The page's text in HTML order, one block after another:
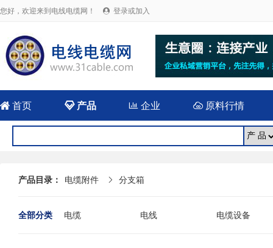
您好，欢迎来到电线电缆网！  登录或加入
 首页 产品  企业 原料行情
产品目录： 电缆附件  分支箱
全部分类 电缆 电线
电缆设备